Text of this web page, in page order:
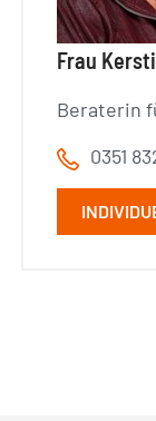
Frau
Beraterin
0351